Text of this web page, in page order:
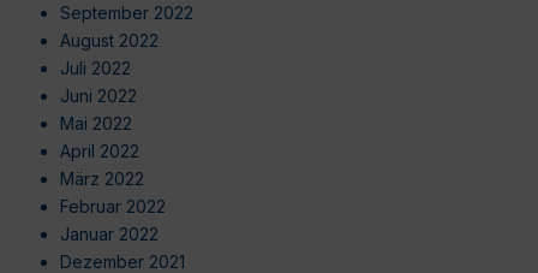
September 2022
August 2022
Juli 2022
Juni 2022
Mai 2022
April 2022
März 2022
Februar 2022
Januar 2022
Dezember 2021